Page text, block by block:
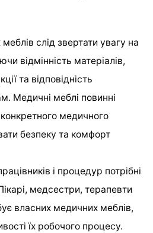
слід звертати увагу на
відмінність матеріалів,
та відповідність
Медичні меблі повинні
медичного
безпеку та комфорт
і процедур потрібні
медсестри, терапевти
власних медичних меблів,
їх робочого процесу.